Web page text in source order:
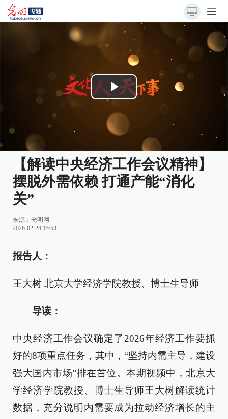
Play
Video
【解读中央经济工作会议精神】
摆脱外需依赖 打通产能“消化
关”
来源： 光明网
2026-02-24 15:53
报告人：
王大树 北京大学经济学院教授、博士生导师
导读：
中央经济工作会议确定了2026年经济工作要抓
好的8项重点任务，其中，“坚持内需主导，建设
强大国内市场”排在首位。本期视频中，北京大
学经济学院教授、博士生导师王大树解读统计
数据，充分说明内需要成为拉动经济增长的主